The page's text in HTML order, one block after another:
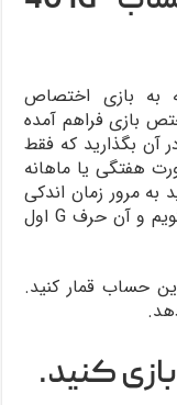
به بازی اختصاص
بازی فراهم آمده
آن بگذارید که فقط
هفتگی یا ماهانه
به مرور زمان اندکی
بر آن بیفزایید. یه این حساب 401G می‌گویم و آن حرف G اول
حساب قمار کنید.
بازی کنید.